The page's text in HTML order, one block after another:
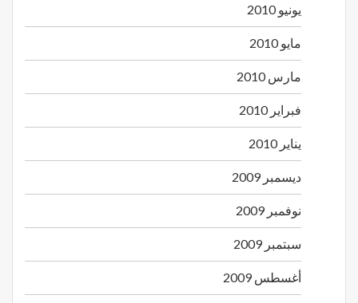
يونيو 2010
مايو 2010
مارس 2010
فبراير 2010
يناير 2010
ديسمبر 2009
نوفمبر 2009
سبتمبر 2009
أغسطس 2009